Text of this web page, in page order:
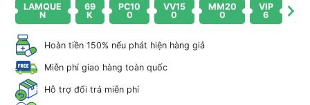
LAMQUE
N
69
K
PC10
0
VV15
0
MM20
0
VIP
6
Hoàn tiền 150% nếu phát hiện hàng giả
Miễn phí giao hàng toàn quốc
Hỗ trợ đổi trả miễn phí